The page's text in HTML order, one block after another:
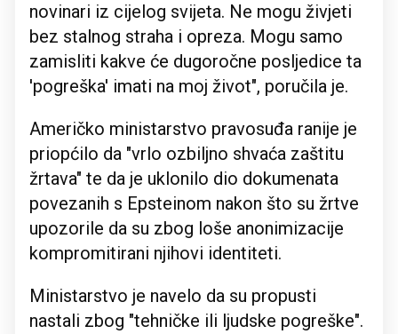
novinari iz cijelog svijeta. Ne mogu živjeti
bez stalnog straha i opreza. Mogu samo
zamisliti kakve će dugoročne posljedice ta
'pogreška' imati na moj život", poručila je.
Američko ministarstvo pravosuđa ranije je
priopćilo da "vrlo ozbiljno shvaća zaštitu
žrtava" te da je uklonilo dio dokumenata
povezanih s Epsteinom nakon što su žrtve
upozorile da su zbog loše anonimizacije
kompromitirani njihovi identiteti.
Ministarstvo je navelo da su propusti
nastali zbog "tehničke ili ljudske pogreške".